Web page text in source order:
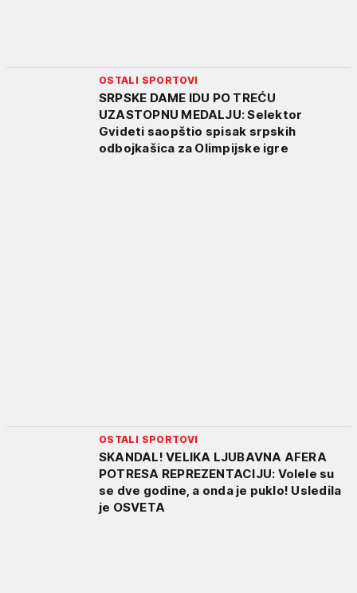
OSTALI SPORTOVI
SRPSKE DAME IDU PO TREĆU
UZASTOPNU MEDALJU: Selektor
Gvideti saopštio spisak srpskih
odbojkašica za Olimpijske igre
OSTALI SPORTOVI
SKANDAL! VELIKA LJUBAVNA AFERA
POTRESA REPREZENTACIJU: Volele su
se dve godine, a onda je puklo! Usledila
je OSVETA